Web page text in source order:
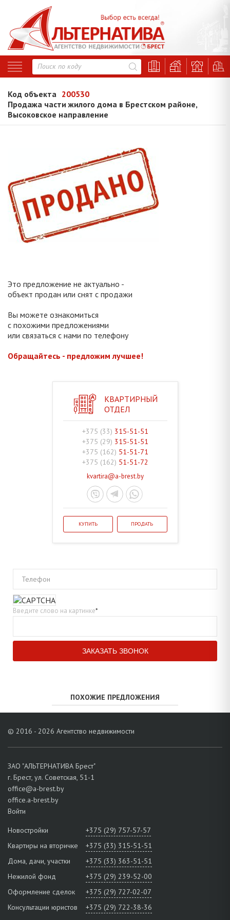
Код объекта 200530
Продажа части жилого дома в Брестском районе,
Высоковское направление
Это предложение не актуально -
объект продан или снят с продажи
Вы можете ознакомиться
с похожими предложениями
или связаться с нами по телефону
Обращайтесь - предложим лучшее!
КВАРТИРНЫЙ
ОТДЕЛ
+375 (33) 315-51-51
+375 (29) 315-51-51
+375 (162) 51-51-71
+375 (162) 51-51-72
kvartira@a-brest.by
КУПИТЬ ПРОДАТЬ
Телефон
Введите слово на картинке*
ПОХОЖИЕ ПРЕДЛОЖЕНИЯ
© 2016 - 2026 Агентство недвижимости
ЗАО "АЛЬТЕРНАТИВА Брест"
г. Брест, ул. Советская, 51-1
office@a-brest.by
office.a-brest.by
Войти
Новостройки
+375 (29) 757-57-57
Квартиры на вторичке
+375 (33) 315-51-51
Дома, дачи, участки
+375 (33) 363-51-51
Нежилой фонд
+375 (29) 239-52-00
Оформление сделок
+375 (29) 727-02-07
Консультации юристов
+375 (29) 722-38-36